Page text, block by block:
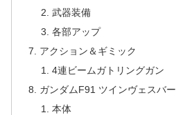
武器装備
各部アップ
アクション＆ギミック
4連ビームガトリングガン
ガンダムF91 ツインヴェスバー
本体